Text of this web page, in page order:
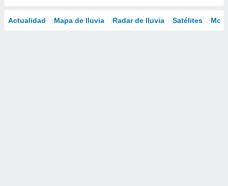
Actualidad Mapa de lluvia Radar de lluvia Satélites